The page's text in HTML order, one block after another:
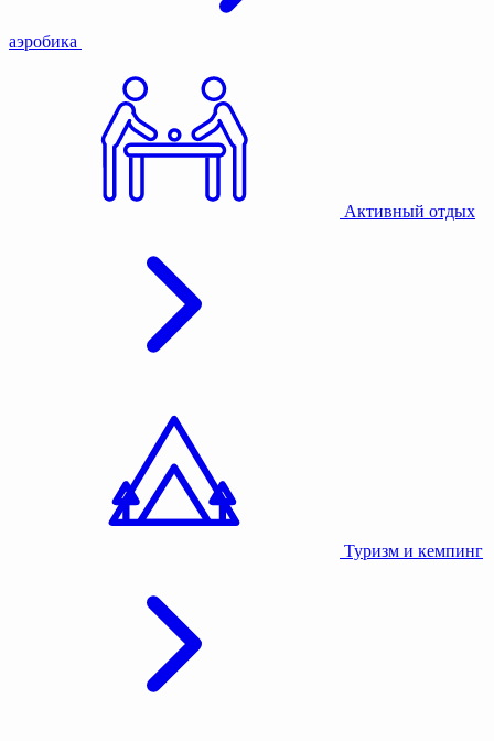
аэробика
Активный отдых
Туризм и кемпинг